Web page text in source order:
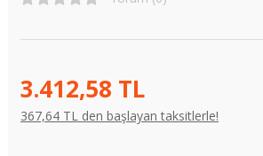
3.412,58 TL
367,64 TL den başlayan taksitlerle!